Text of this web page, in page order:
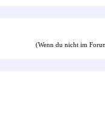
(Wenn du nicht im